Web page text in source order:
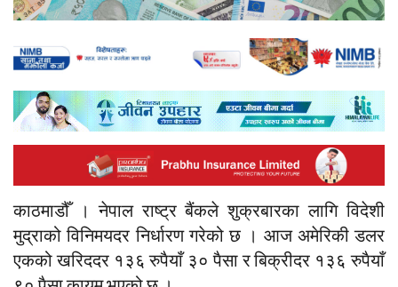
काठमाडौँ । नेपाल राष्ट्र बैंकले शुक्रबारका लागि विदेशी
मुद्राको विनिमयदर निर्धारण गरेको छ । आज अमेरिकी डलर
एकको खरिददर १३६ रुपैयाँ ३० पैसा र बिक्रीदर १३६ रुपैयाँ